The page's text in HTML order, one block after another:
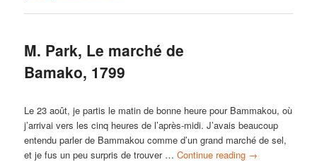
M. Park, Le marché de
Bamako, 1799
Le 23 août, je partis le matin de bonne heure pour Bammakou, où
j’arrivai vers les cinq heures de l’après-midi. J’avais beaucoup
entendu parler de Bammakou comme d’un grand marché de sel,
et je fus un peu surpris de trouver …Continue reading →